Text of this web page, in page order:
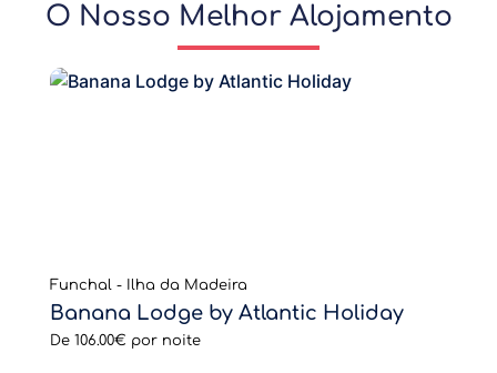
O Nosso Melhor Alojamento
Funchal - Ilha da Madeira
Banana Lodge by Atlantic Holiday
De 106.00€ por noite